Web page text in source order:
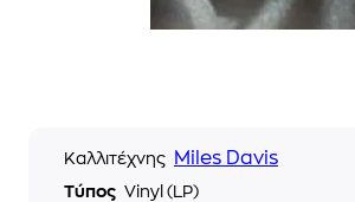
Καλλιτέχνης Miles Davis
Τύπος Vinyl (LP)